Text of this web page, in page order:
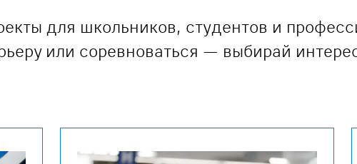
для школьников, студентов и
или соревноваться — выбирай